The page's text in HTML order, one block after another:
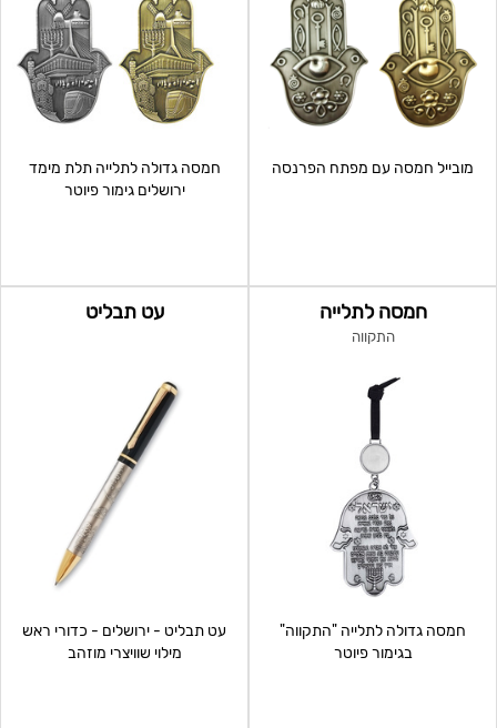
מובייל חמסה עם מפתח הפרנסה
חמסה גדולה לתלייה תלת מימד
ירושלים גימור פיוטר
חמסה לתלייה
התקווה
חמסה גדולה לתלייה "התקווה"
בגימור פיוטר
עט תבליט
עט תבליט - ירושלים - כדורי ראש
מילוי שוויצרי מוזהב